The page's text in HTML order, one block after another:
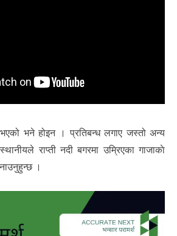
भने होइन । प्रतिबन्ध लगाए जस्तो अन्य
राप्ती नदी बगरमा उम्रिएका गाजाकाे
।